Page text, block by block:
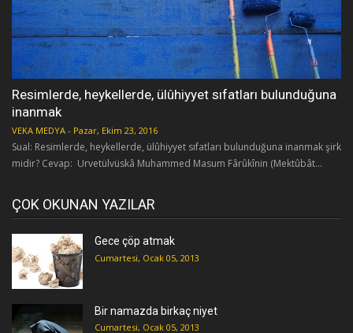
Resimlerde, heykellerde, ülûhiyyet sıfatları bulunduğuna
inanmak
VEKA MEDYA - Pazar, Ekim 23, 2016
Sual: Resimlerde, heykellerde, ülûhiyyet sıfatları bulunduğuna inanmak şirk
midir? Cevap: Urvetülvüskâ Muhammed Masum Fârûkînin (Mektûbât...
ÇOK OKUNAN YAZILAR
Gece çöp atmak
Cumartesi, Ocak 05, 2013
Bir namazda birkaç niyet
Cumartesi, Ocak 05, 2013